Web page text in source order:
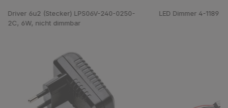
Driver 6u2 (Stecker) LPS06V-240-0250-
2C, 6W, nicht dimmbar
LED Dimmer 4-1189